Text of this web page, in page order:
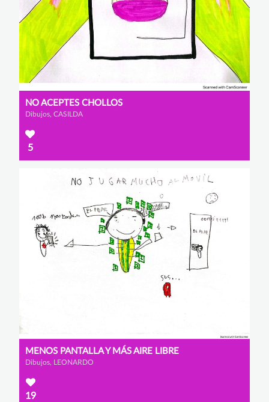
NO ACEPTES CHOLLOS
Dibujos, CASILDA
5
MENOS PANTALLA Y MÁS AIRE LIBRE
Dibujos, LEONARDO
19